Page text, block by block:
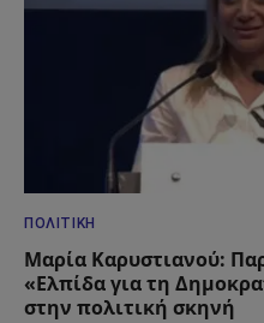
ΠΟΛΙΤΙΚΉ
Μαρία Καρυστιανού:
«Ελπίδα για τη
στην πολιτική σκηνή